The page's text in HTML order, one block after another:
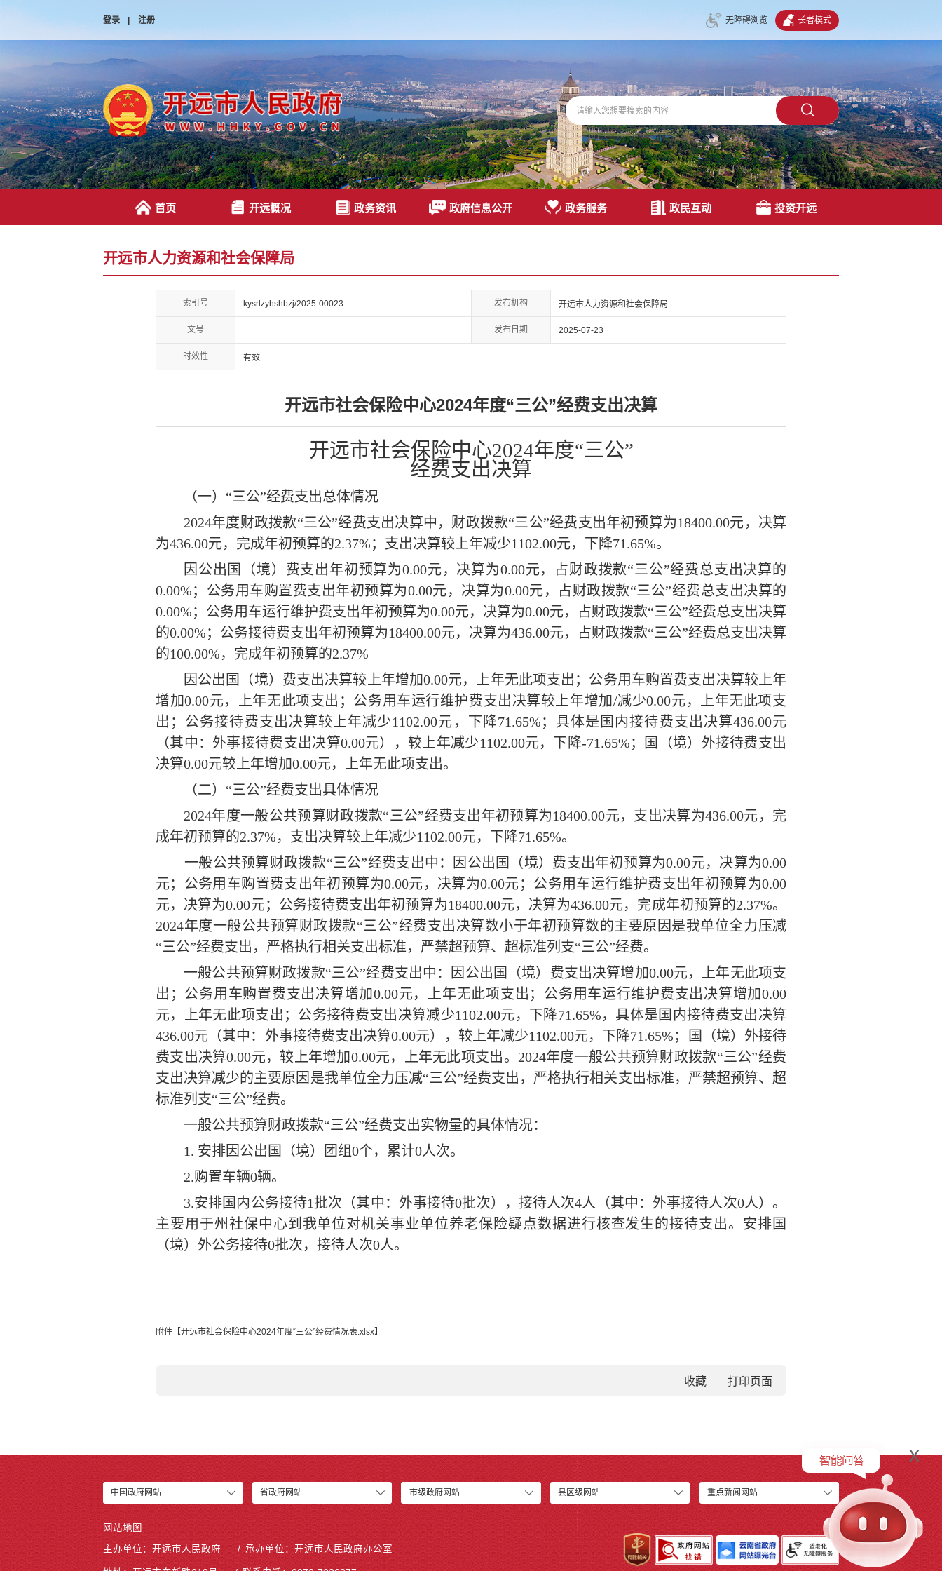
登录 | 注册 无障碍浏览 长者模式
首页 开远概况 政务资讯 政府信息公开 政务服务 政民互动 投资开远
开远市人力资源和社会保障局
索引号 kysrlzyhshbzj/2025-00023 发布机构 开远市人力资源和社会保障局
文号 发布日期 2025-07-23
时效性 有效
开远市社会保险中心2024年度“三公”经费支出决算
开远市社会保险中心2024年度“三公”
经费支出决算
（一） “三公”经费支出总体情况
2024年度财政拨款“三公”经费支出决算中，财政拨款“三公”经费支出年初预算为18400.00元，决算
为436.00元，完成年初预算的2.37%；支出决算较上年减少1102.00元，下降71.65%。
因公出国（境）费支出年初预算为0.00元 ，决算为0.00元，占财政拨款“三公”经费总支出决算的
0.00%；公务用车购置费支出年初预算为0.00元 ，决算为0.00元，占财政拨款“三公”经费总支出决算的
0.00%；公务用车运行维护费支出年初预算为0.00元，决算为0.00元，占财政拨款“三公”经费总支出决算
的0.00%； 公务接待费支出年初预算为18400.00元，决算为436.00元，占财政拨款“三公”经费总支出决算
的100.00%，完成年初预算的2.37%
因公出国（境）费支出决算较上年增加0.00元， 上年无此项支出 ； 公务用车购置费支出决算较上年
增加0.00元， 上年无此项支出 ； 公务用车运行维护费支出决算较上年增加/减少0.00元，
上年无此项支
出 ； 公务接待费支出决算较上年减少1102.00元，下降71.65%；具体是国内接待费支出决算436.00元
（其中：外事接待费支出决算0.00元），较上年减少1102.00元，下降-71.65%；
国（境）外接待费支出
决算0.00元较上年增加0.00元， 上年无此项支出。
（二） “三公”经费支出具体情况
2024年度一般公共预算财政拨款“三公”经费支出年初预算为18400.00元，支出决算为436.00元 ，完
成年初预算的2.37%， 支出决算较上年减少1102.00元，下降71.65%。
一般公共预算财政拨款“三公”经费支出中： 因公出国（境）费支出年初预算为0.00元，决算为0.00
元；公务用车购置费支出年初预算为0.00元 ，决算为0.00元 ；公务用车运行维护费支出年初预算为0.00
元，决算为0.00元；公务接待费支出年初预算为18400.00元，决算为436.00元，完成年初预算的2.37%。
2024年度一般公共预算财政拨款“三公”经费支出决算数小于年初预算数的主要原因是我单位全力压减
“三公”经费支出，严格执行相关支出标准，严禁超预算、超标准列支“三公”经费。
一般公共预算财政拨款“三公”经费支出中： 因公出国（境）费支出决算增加0.00元，
上年无此项支
出 ；公务用车购置费支出决算增加0.00元， 上年无此项支出 ；公务用车运行维护费支出决算增加0.00
元， 上年无此项支出 ；公务接待费支出决算减少1102.00元 ，下降71.65%， 具体是国内接待费支出决算
436.00元（其中：外事接待费支出决算0.00元），较上年减少1102.00元，下降71.65%；
国（境）外接待
费支出决算0.00元，较上年增加0.00元， 上年无此项支出。 2024年度一般公共预算财政拨款“三公”经费
支出决算减少的主要原因 是我单位全力压减“三公”经费支出，严格执行相关支出标准，严禁超预算、超
标准列支“三公”经费。
一般公共预算财政拨款“三公”经费支出实物量的具体情况：
1. 安排因公出国（境）团组0个，累计0人次。
2.购置车辆0辆。
3.安排国内公务接待1批次（其中：外事接待0批次），接待人次4人（其中：外事接待人次0人）。
主要用于州社保中心到我单位对机关事业单位养老保险疑点数据进行核查发生的接待支出。安排国
（境）外公务接待0批次，接待人次0人。
附件【开远市社会保险中心2024年度“三公”经费情况表.xlsx】
收藏
中国政府网站 省政府网站 市级政府网站 县区级网站 重点新闻网站
网站地图
主办单位：开远市人民政府 承办单位：开远市人民政府办公室
x